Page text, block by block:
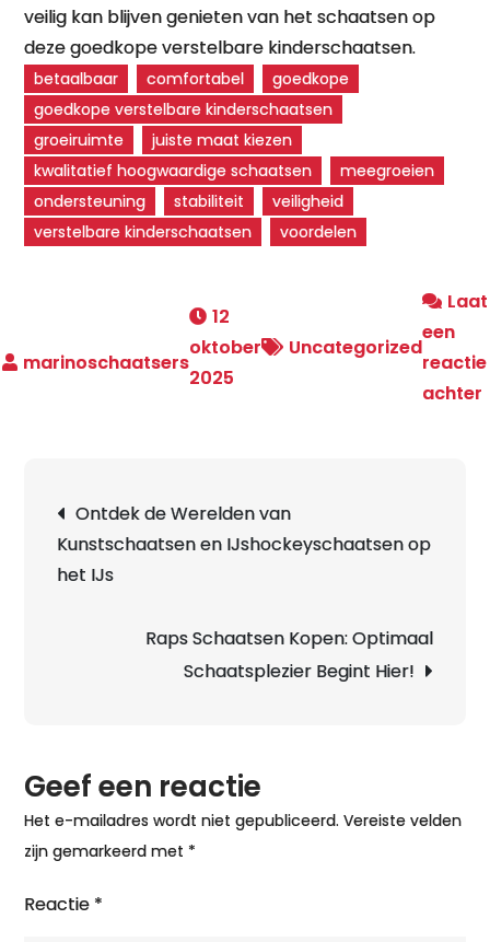
veilig kan blijven genieten van het schaatsen op
deze goedkope verstelbare kinderschaatsen.
betaalbaar comfortabel
goedkope
goedkope verstelbare kinderschaatsen
groeiruimte
juiste maat kiezen
kwalitatief hoogwaardige schaatsen
meegroeien
ondersteuning
stabiliteit
veiligheid
verstelbare kinderschaatsen
voordelen
12
oktober
2025
Uncategorized
Laat
een
reactie
achter
Ontdek de Werelden van
Kunstschaatsen en IJshockeyschaatsen op
het IJs
Raps Schaatsen Kopen: Optimaal
Schaatsplezier Begint Hier!
Geef een reactie
Het e-mailadres wordt niet gepubliceerd. Vereiste velden
zijn gemarkeerd met *
Reactie *